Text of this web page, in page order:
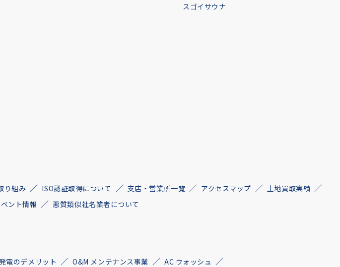
スゴイサウナ
り組み ISO認証取得について 支店・営業所一覧 アクセスマップ
土地買取実績
ント情報 悪質類似社名業者について
電のデメリット O&M メンテナンス事業
AC ウォッシュ